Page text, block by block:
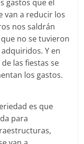
gastos que el
van a reducir los
nos saldrán
no se tuvieron
Y en
las fiestas se
los gastos.
es que
para